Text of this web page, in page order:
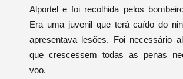
Alportel e foi recolhida pelos
Era uma juvenil que terá caído do
apresentava lesões. Foi necessário
que crescessem todas as penas
voo.